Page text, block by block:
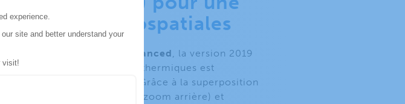
données géospatiales
Precisely MapInfo Pro Advanced, la version 2019
Le style des cartes thermiques est
des données agrégées. Grâce à la superposition
agrégées à petite échelle (zoom arrière) et